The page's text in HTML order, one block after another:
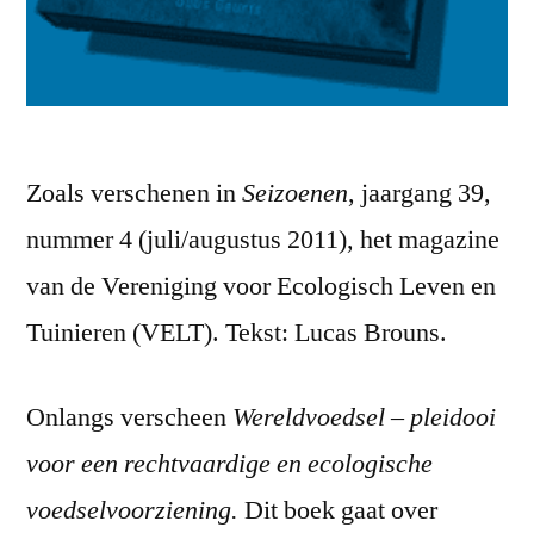
Zoals verschenen inSeizoenen, jaargang 39,
nummer 4 (juli/augustus 2011), het magazine
van de Vereniging voor Ecologisch Leven en
Tuinieren (VELT). Tekst: Lucas Brouns.
Onlangs verscheen Wereldvoedsel – pleidooi
voor een rechtvaardige en ecologische
voedselvoorziening. Dit boek gaat over